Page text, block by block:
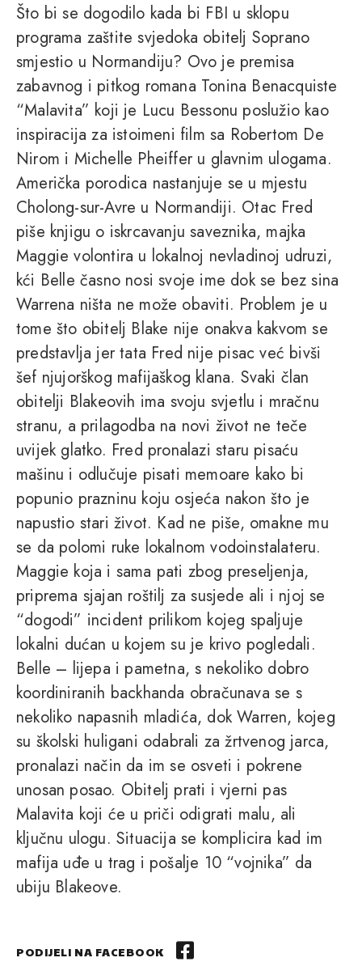
Što bi se dogodilo kada bi FBI u sklopu
programa zaštite svjedoka obitelj Soprano
smjestio u Normandiju? Ovo je premisa
zabavnog i pitkog romana Tonina Benacquiste
“Malavita” koji je Lucu Bessonu poslužio kao
inspiracija za istoimeni film sa Robertom De
Nirom i Michelle Pheiffer u glavnim ulogama.
Američka porodica nastanjuje se u mjestu
Cholong-sur-Avre u Normandiji. Otac Fred
piše knjigu o iskrcavanju saveznika, majka
Maggie volontira u lokalnoj nevladinoj udruzi,
kći Belle časno nosi svoje ime dok se bez sina
Warrena ništa ne može obaviti. Problem je u
tome što obitelj Blake nije onakva kakvom se
predstavlja jer tata Fred nije pisac već bivši
šef njujorškog mafijaškog klana. Svaki član
obitelji Blakeovih ima svoju svjetlu i mračnu
stranu, a prilagodba na novi život ne teče
uvijek glatko. Fred pronalazi staru pisaću
mašinu i odlučuje pisati memoare kako bi
popunio prazninu koju osjeća nakon što je
napustio stari život. Kad ne piše, omakne mu
se da polomi ruke lokalnom vodoinstalateru.
Maggie koja i sama pati zbog preseljenja,
priprema sjajan roštilj za susjede ali i njoj se
“dogodi” incident prilikom kojeg spaljuje
lokalni dućan u kojem su je krivo pogledali.
Belle – lijepa i pametna, s nekoliko dobro
koordiniranih backhanda obračunava se s
nekoliko napasnih mladića, dok Warren, kojeg
su školski huligani odabrali za žrtvenog jarca,
pronalazi način da im se osveti i pokrene
unosan posao. Obitelj prati i vjerni pas
Malavita koji će u priči odigrati malu, ali
ključnu ulogu. Situacija se komplicira kad im
mafija uđe u trag i pošalje 10 “vojnika” da
ubiju Blakeove.
PODIJELI NA FACEBOOK